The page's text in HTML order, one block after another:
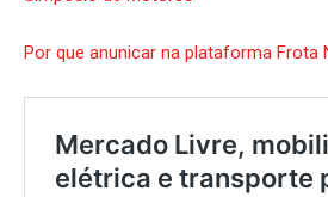
Por que anunicar na plataforma Frota